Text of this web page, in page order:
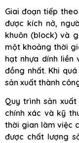
Giai đoạn tiếp
được kích nở,
khuôn (block) và
một khoảng thời
hạt nhựa dính liền
đồng nhất. Khi
sản xuất thành
Quy trình sản
chính xác và kỹ
thời gian làm việc
được chất lượng